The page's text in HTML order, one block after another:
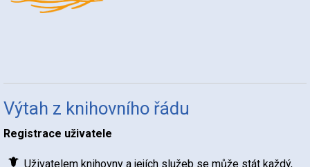
Výtah z knihovního řádu
Registrace uživatele
Uživatelem knihovny a jejích služeb se může stát každý,